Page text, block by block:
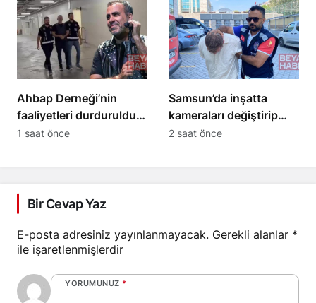
Ahbap Derneği’nin
faaliyetleri durduruldu,
yönetimine kayyım
1 saat önce
Samsun’da inşatta
kameraları değiştirip
650 bin liralık kablo
2 saat önce
Bir Cevap Yaz
E-posta adresiniz yayınlanmayacak. Gerekli alanlar *
ile işaretlenmişlerdir
YORUMUNUZ *